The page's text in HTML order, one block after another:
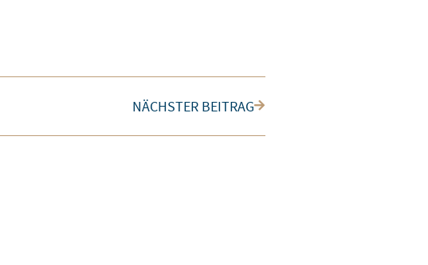
NÄCHSTER BEITRAG